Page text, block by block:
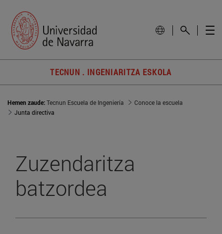
TECNUN . INGENIARITZA ESKOLA
Hemen zaude:Tecnun Escuela de Ingeniería
Conoce la escuela
Junta directiva
Zuzendaritza
batzordea